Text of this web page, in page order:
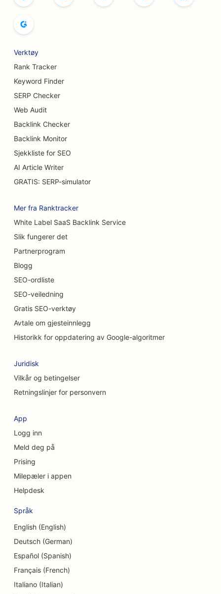
SEO for brødbakerier
SEO for brystforstørrelsestjenester
SEO for bufférestauranter
SEO for burgerbiler
SEO for kakebutikker
SEO for brannskadekirurger
SEO for bilvaskerier
SEO for kafeer
SEO for teppe- og gulvbutikker
SEO for tjenester innen kjemisk peeling
SEO for kattekafeer
SEO for kiropraktorer
SEO for rengjøringstjenester
SEO for kaffebarer
SEO for konsulentfirmaer
SEO for kosmetiske kirurger
SEO for kraniofaciale kirurger
SEO for kredittforeninger
SEO for cupcakebutikker
SEO for barnehager
SEO for gjeldsrådgivningstjenester
SEO for tannklinikker
SEO for delikatesseforretninger
Verktøy
Rank Tracker
Keyword Finder
SERP Checker
Web Audit
Backlink Checker
Backlink Monitor
Sjekkliste for SEO
AI Article Writer
GRATIS: SERP-simulator
Mer fra Ranktracker
White Label SaaS Backlink Service
Slik fungerer det
Partnerprogram
Blogg
SEO-ordliste
SEO-veiledning
Gratis SEO-verktøy
Avtale om gjesteinnlegg
Historikk for oppdatering av Google-algoritmer
Juridisk
Vilkår og betingelser
Retningslinjer for personvern
App
Logg inn
Meld deg på
Prising
Milepæler i appen
Helpdesk
Språk
English (English)
Deutsch (German)
Español (Spanish)
Français (French)
Italiano (Italian)